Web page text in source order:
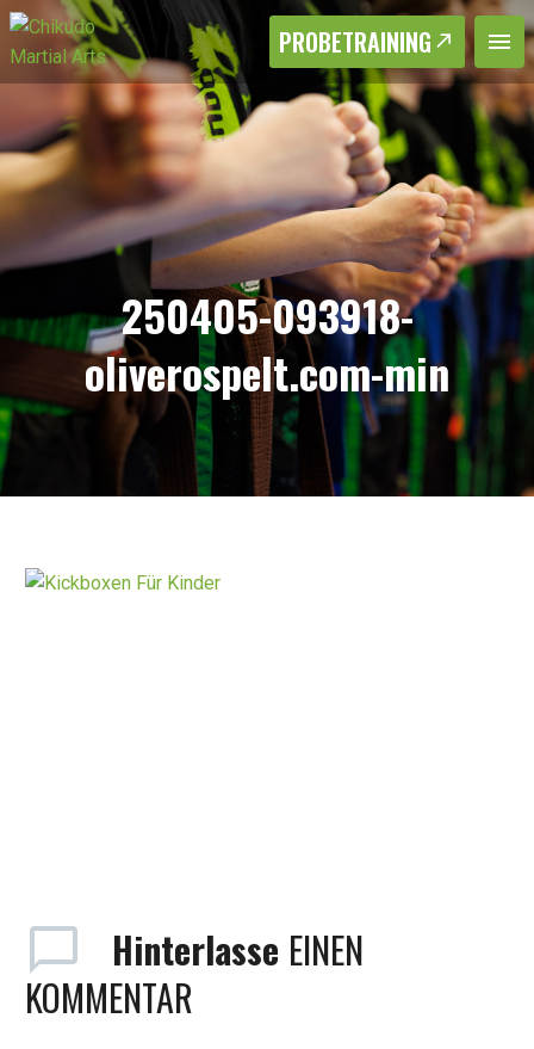
PROBETRAINING
250405-093918-
oliverospelt.com-min
Hinterlasse EINEN
KOMMENTAR